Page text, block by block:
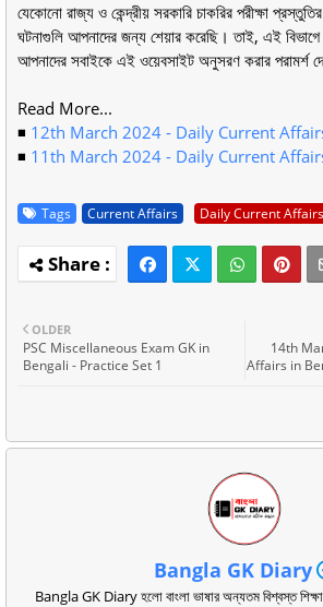
যেকোনো রাজ্য ও কেন্দ্রীয় সরকারি চাকরির পরীক্ষা
ঘটনাগুলি আপনাদের জন্য শেয়ার করেছি। তাই, এই
আপনাদের সবাইকে এই ওয়েবসাইট অনুসরণ করার পরামর্শ
Read More...
◾ 12th March 2024 - Daily Current
◾ 11th March 2024 - Daily Current
Tags Current Affairs Daily Current Affairs
14th
Affairs in
OLDER
PSC Miscellaneous Exam GK in
Bengali - Practice Set 1
Bangla GK Diary
Bangla GK Diary হলো বাংলা ভাষার অন্যতম বিশ্বস্ত